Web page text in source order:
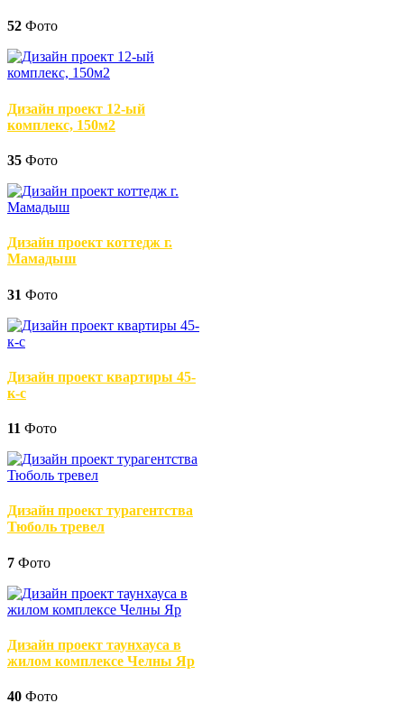
52 Фото
Дизайн проект 12-ый
комплекс, 150м2
35 Фото
Дизайн проект коттедж г.
Мамадыш
31 Фото
Дизайн проект квартиры 45-
к-с
11 Фото
Дизайн проект турагентства
Тюболь тревел
7 Фото
Дизайн проект таунхауса в
жилом комплексе Челны Яр
40 Фото